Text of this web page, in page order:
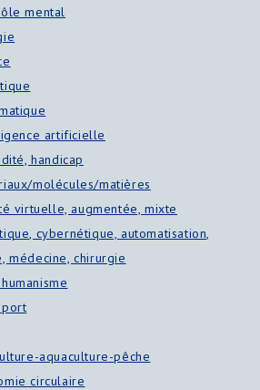
mental
artificielle
handicap
molécules/matières
virtuelle, augmentée, mixte
cybernétique, automatisation,
médecine, chirurgie
aquaculture-pêche
circulaire